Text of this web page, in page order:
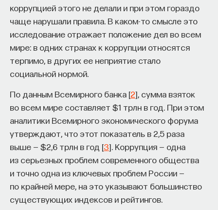
коррупцией этого не делали и при этом гораздо
чаще нарушали правила. В каком-то смысле это
исследование отражает положение дел во всем
мире: в одних странах к коррупции относятся
терпимо, в других ее неприятие стало
социальной нормой.
По данным Всемирного банка [2], сумма взяток
во всем мире составляет $1 трлн в год. При этом
аналитики Всемирного экономического форума
утверждают, что этот показатель в 2,5 раза
выше — $2,6 трлн в год [3]. Коррупция — одна
из серьезных проблем современного общества
и точно одна из ключевых проблем России —
по крайней мере, на это указывают большинство
существующих индексов и рейтингов.